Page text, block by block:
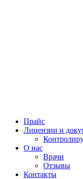
Прайс
Лицензии и
О нас
Врачи
Отзывы
Контакты